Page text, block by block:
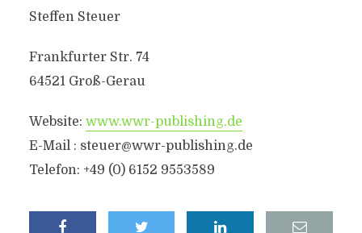
Steffen Steuer
Frankfurter Str. 74
64521 Groß-Gerau
Website: www.wwr-publishing.de
E-Mail : steuer@wwr-publishing.de
Telefon: +49 (0) 6152 9553589